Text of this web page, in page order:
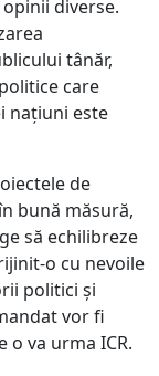
diverse.
tânăr,
care
națiuni este
de
bună măsură,
să echilibreze
o cu nevoile
politici și
vor fi
o va urma ICR.